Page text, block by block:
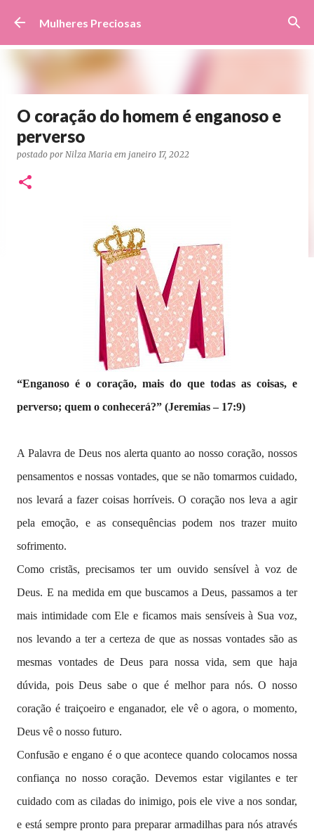
Pular para o conteúdo principal
Mulheres Preciosas
O coração do homem é enganoso e
perverso
postado por Nilza Maria em janeiro 17, 2022
“Enganoso é o coração, mais do que todas as coisas, e
perverso; quem o conhecerá?” (Jeremias – 17:9)
A Palavra de Deus nos alerta quanto ao nosso coração, nossos
pensamentos e nossas vontades, que se não tomarmos cuidado,
nos levará a fazer coisas horríveis. O coração nos leva a agir
pela emoção, e as consequências podem nos trazer muito
sofrimento.
Como cristãs, precisamos ter um ouvido sensível à voz de
Deus. E na medida em que buscamos a Deus, passamos a ter
mais intimidade com Ele e ficamos mais sensíveis à Sua voz,
nos levando a ter a certeza de que as nossas vontades são as
mesmas vontades de Deus para nossa vida, sem que haja
dúvida, pois Deus sabe o que é melhor para nós. O nosso
coração é traiçoeiro e enganador, ele vê o agora, o momento,
Deus vê o nosso futuro.
Confusão e engano é o que acontece quando colocamos nossa
confiança no nosso coração. Devemos estar vigilantes e ter
cuidado com as ciladas do inimigo, pois ele vive a nos sondar,
e está sempre pronto para preparar armadilhas para nós através